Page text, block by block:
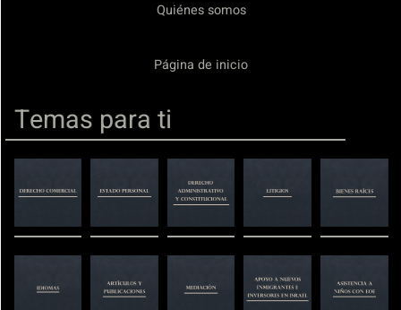
Quiénes somos
Página de inicio
Temas para ti